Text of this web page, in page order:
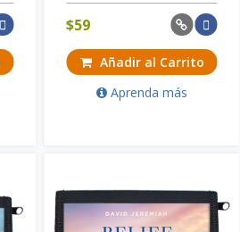
$59
Añadir al Carrito
Aprenda más